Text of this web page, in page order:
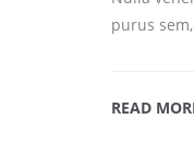
purus
READ